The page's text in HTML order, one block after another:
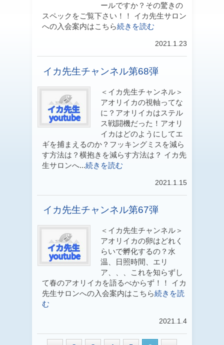
ールですか？その驚きの
スペックをご覧下さい！！ イカ先生サロン
への入会案内はこちら続きを読む
2021.1.23
イカ先生チャンネル第68弾
＜イカ先生チャンネル＞
アオリイカの視軸ってな
に？アオリイカはステル
ス戦闘機だった！アオリ
イカはどのようにしてエ
ギを捕まえるのか？フッキングミスを減ら
す方法は？横抱きを減らす方法は？ イカ先
生サロンへ...続きを読む
2021.1.15
イカ先生チャンネル第67弾
＜イカ先生チャンネル＞
アオリイカの卵はどれく
らいで孵化するの？水
温、日照時間、エリ
ア、、、これを知らずし
て春のアオリイカを語るべからず！！ イカ
先生サロンへの入会案内はこちら続きを読
む
2021.1.4